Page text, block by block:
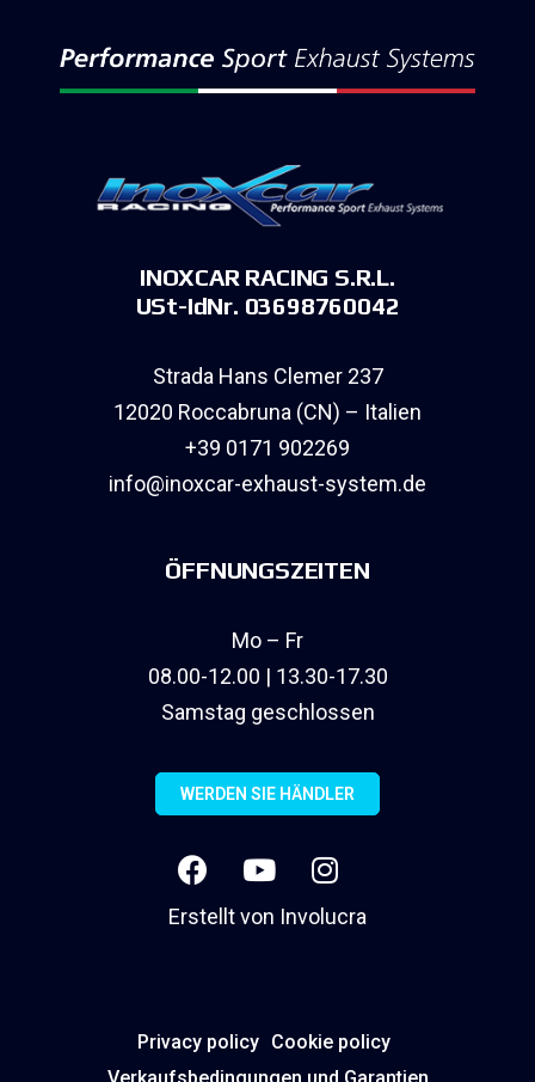
INOXCAR RACING S.R.L.
USt-IdNr. 03698760042
Strada Hans Clemer 237
12020 Roccabruna (CN) – Italien
+39 0171 902269
info@inoxcar-exhaust-system.de
ÖFFNUNGSZEITEN
Mo – Fr
08.00-12.00 | 13.30-17.30
Samstag geschlossen
WERDEN SIE HÄNDLER
Erstellt von Involucra
Privacy policy Cookie policy